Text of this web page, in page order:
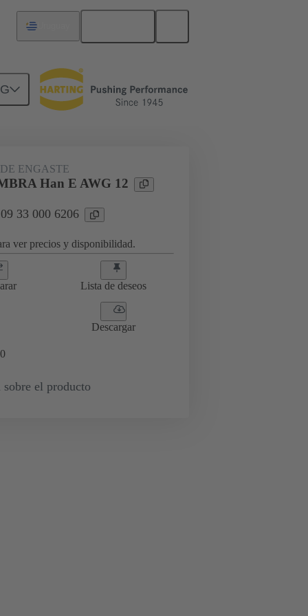
09 33 000 6206
ENGASTE
Han E AWG 12
33 000 6206
ver precios y disponibilidad.
Lista de deseos
Descargar
0
sobre el producto